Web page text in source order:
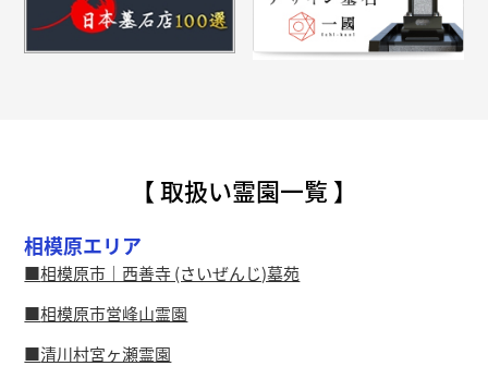
【 取扱い霊園一覧 】
相模原エリア
相模原市｜西善寺 (さいぜんじ)墓苑
相模原市営峰山霊園
清川村宮ヶ瀬霊園